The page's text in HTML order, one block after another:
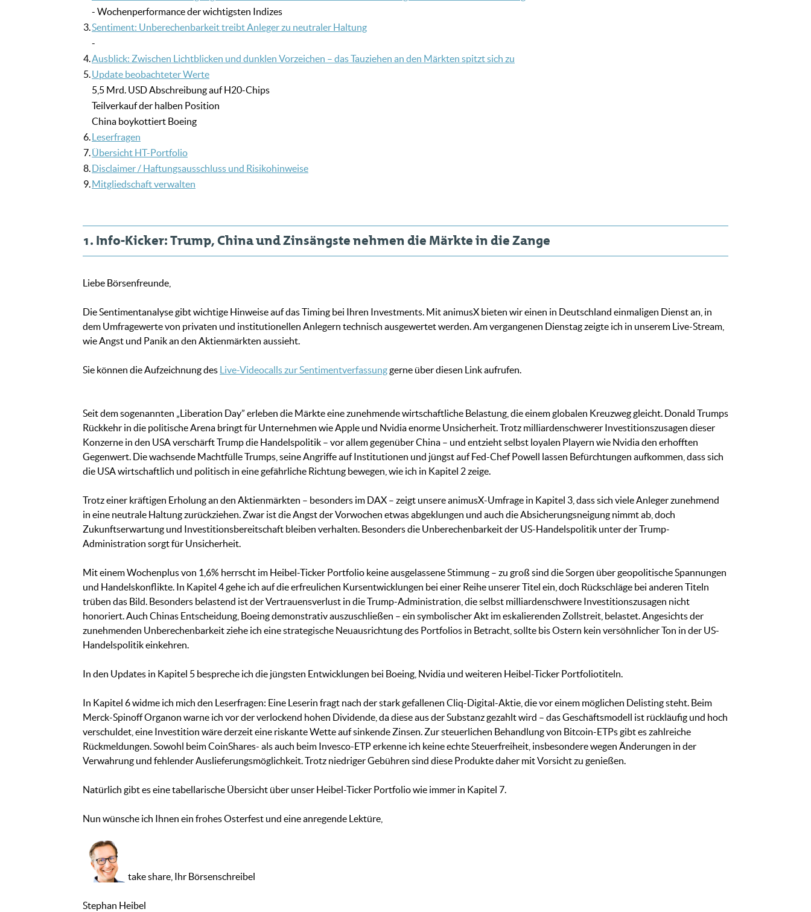
- Wochenperformance der wichtigsten Indizes
3.Sentiment: Unberechenbarkeit treibt Anleger zu neutraler Haltung
-
4.Ausblick: Zwischen Lichtblicken und dunklen Vorzeichen – das Tauziehen an den Märkten spitzt sich zu
5.Update beobachteter Werte
5,5 Mrd. USD Abschreibung auf H20-Chips
Teilverkauf der halben Position
China boykottiert Boeing
6.Leserfragen
7.Übersicht HT-Portfolio
8.Disclaimer / Haftungsausschluss und Risikohinweise
9.Mitgliedschaft verwalten
1. Info-Kicker: Trump, China und Zinsängste nehmen die Märkte in die Zange
Liebe Börsenfreunde,
Die Sentimentanalyse gibt wichtige Hinweise auf das Timing bei Ihren Investments. Mit animusX bieten wir einen in Deutschland einmaligen Dienst an, in
dem Umfragewerte von privaten und institutionellen Anlegern technisch ausgewertet werden. Am vergangenen Dienstag zeigte ich in unserem Live-Stream,
wie Angst und Panik an den Aktienmärkten aussieht.
Sie können die Aufzeichnung des Live-Videocalls zur Sentimentverfassunggerne über diesen Link aufrufen.
Seit dem sogenannten „Liberation Day” erleben die Märkte eine zunehmende wirtschaftliche Belastung, die einem globalen Kreuzweg gleicht. Donald Trumps
Rückkehr in die politische Arena bringt für Unternehmen wie Apple und Nvidia enorme Unsicherheit. Trotz milliardenschwerer Investitionszusagen dieser
Konzerne in den USA verschärft Trump die Handelspolitik – vor allem gegenüber China – und entzieht selbst loyalen Playern wie Nvidia den erhofften
Gegenwert. Die wachsende Machtfülle Trumps, seine Angriffe auf Institutionen und jüngst auf Fed-Chef Powell lassen Befürchtungen aufkommen, dass sich
die USA wirtschaftlich und politisch in eine gefährliche Richtung bewegen, wie ich in Kapitel 2 zeige.
Trotz einer kräftigen Erholung an den Aktienmärkten – besonders im DAX – zeigt unsere animusX-Umfrage in Kapitel 3, dass sich viele Anleger zunehmend
in eine neutrale Haltung zurückziehen. Zwar ist die Angst der Vorwochen etwas abgeklungen und auch die Absicherungsneigung nimmt ab, doch
Zukunftserwartung und Investitionsbereitschaft bleiben verhalten. Besonders die Unberechenbarkeit der US-Handelspolitik unter der Trump-
Administration sorgt für Unsicherheit.
Mit einem Wochenplus von 1,6% herrscht im Heibel-Ticker Portfolio keine ausgelassene Stimmung – zu groß sind die Sorgen über geopolitische Spannungen
und Handelskonflikte. In Kapitel 4 gehe ich auf die erfreulichen Kursentwicklungen bei einer Reihe unserer Titel ein, doch Rückschläge bei anderen Titeln
trüben das Bild. Besonders belastend ist der Vertrauensverlust in die Trump-Administration, die selbst milliardenschwere Investitionszusagen nicht
honoriert. Auch Chinas Entscheidung, Boeing demonstrativ auszuschließen – ein symbolischer Akt im eskalierenden Zollstreit, belastet. Angesichts der
zunehmenden Unberechenbarkeit ziehe ich eine strategische Neuausrichtung des Portfolios in Betracht, sollte bis Ostern kein versöhnlicher Ton in der US-
Handelspolitik einkehren.
In den Updates in Kapitel 5 bespreche ich die jüngsten Entwicklungen bei Boeing, Nvidia und weiteren Heibel-Ticker Portfoliotiteln.
In Kapitel 6 widme ich mich den Leserfragen: Eine Leserin fragt nach der stark gefallenen Cliq-Digital-Aktie, die vor einem möglichen Delisting steht. Beim
Merck-Spinoff Organon warne ich vor der verlockend hohen Dividende, da diese aus der Substanz gezahlt wird – das Geschäftsmodell ist rückläufig und hoch
verschuldet, eine Investition wäre derzeit eine riskante Wette auf sinkende Zinsen. Zur steuerlichen Behandlung von Bitcoin-ETPs gibt es zahlreiche
Rückmeldungen. Sowohl beim CoinShares- als auch beim Invesco-ETP erkenne ich keine echte Steuerfreiheit, insbesondere wegen Änderungen in der
Verwahrung und fehlender Auslieferungsmöglichkeit. Trotz niedriger Gebühren sind diese Produkte daher mit Vorsicht zu genießen.
Natürlich gibt es eine tabellarische Übersicht über unser Heibel-Ticker Portfolio wie immer in Kapitel 7.
Nun wünsche ich Ihnen ein frohes Osterfest und eine anregende Lektüre,
take share, Ihr Börsenschreibel
Stephan Heibel